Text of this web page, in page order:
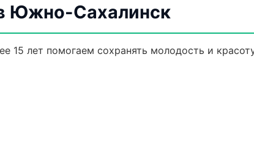
Южно-Сахалинск
15 лет помогаем сохранять молодость и